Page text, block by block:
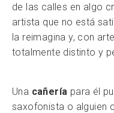
de las calles en algo
artista que no está
la reimagina y, con
totalmente distinto y
Una cañería para él
saxofonista o alguien